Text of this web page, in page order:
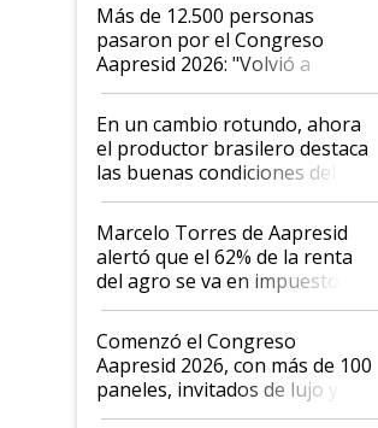
Más de 12.500 personas
pasaron por el Congreso
Aapresid 2026: "Volvió a
demostrar que hablar del
suelo es hablar de todo el
sistema productivo"
En un cambio rotundo, ahora
el productor brasilero destaca
las buenas condiciones del
agro argentino para invertir:
"Los veo más motivados"
Marcelo Torres de Aapresid
alertó que el 62% de la renta
del agro se va en impuestos:
"No es bueno que en
Argentina se sigan discutiendo
las mismas cosas de hace 50
años"
Comenzó el Congreso
Aapresid 2026, con más de 100
paneles, invitados de lujo y
todas las tendencias